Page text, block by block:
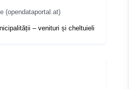
(opendataportal.at)
– venituri și cheltuieli